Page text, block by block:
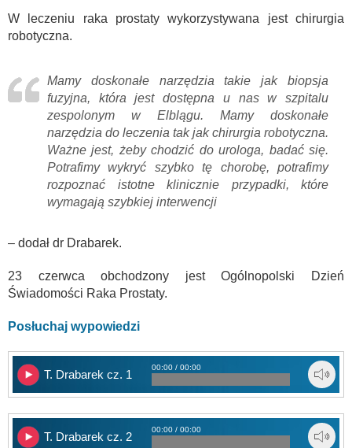
W leczeniu raka prostaty wykorzystywana jest chirurgia
robotyczna.
Mamy doskonałe narzędzia takie jak biopsja
fuzyjna, która jest dostępna u nas w szpitalu
zespolonym w Elblągu. Mamy doskonałe
narzędzia do leczenia tak jak chirurgia robotyczna.
Ważne jest, żeby chodzić do urologa, badać się.
Potrafimy wykryć szybko tę chorobę, potrafimy
rozpoznać istotne klinicznie przypadki, które
wymagają szybkiej interwencji
– dodał dr Drabarek.
23 czerwca obchodzony jest Ogólnopolski Dzień
Świadomości Raka Prostaty.
Posłuchaj wypowiedzi
T. Drabarek cz. 1
00:00 / 00:00
T. Drabarek cz. 2
00:00 / 00:00